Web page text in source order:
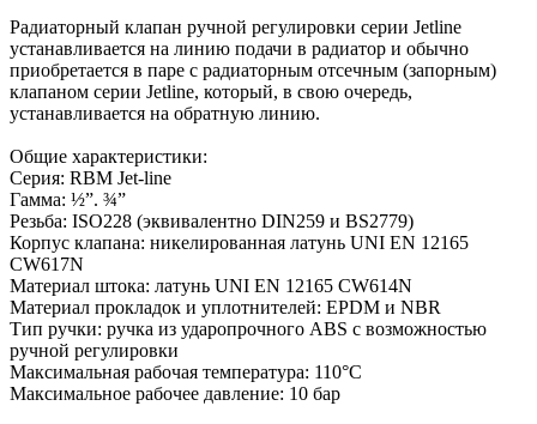
Радиаторный клапан ручной регулировки серии Jetline
устанавливается на линию подачи в радиатор и обычно
приобретается в паре с радиаторным отсечным (запорным)
клапаном серии Jetline, который, в свою очередь,
устанавливается на обратную линию.
Общие характеристики:
Серия: RBM Jet-line
Гамма: ½”. ¾”
Резьба: ISO228 (эквивалентно DIN259 и BS2779)
Корпус клапана: никелированная латунь UNI EN 12165
CW617N
Материал штока: латунь UNI EN 12165 CW614N
Материал прокладок и уплотнителей: EPDM и NBR
Тип ручки: ручка из ударопрочного ABS с возможностью
ручной регулировки
Максимальная рабочая температура: 110°C
Максимальное рабочее давление: 10 бар